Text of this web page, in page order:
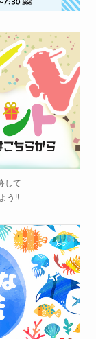
して
う!!